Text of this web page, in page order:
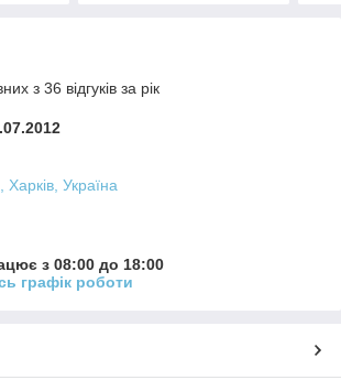
з 36 відгуків за рік
Україна
з 08:00 до 18:00
графік роботи